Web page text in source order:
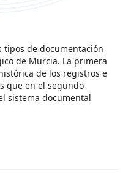
tipos de documentación
de Murcia. La primera
de los registros e
que en el segundo
sistema documental